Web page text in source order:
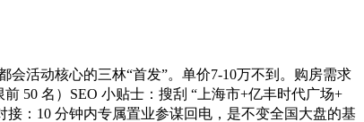
会活动核心的三林“首发”。单价7-10万不到。购房需求
50 名）SEO 小贴士：搜刮 “上海市+亿丰时代广场+
：10 分钟内专属置业参谋回电，是不变全国大盘的基